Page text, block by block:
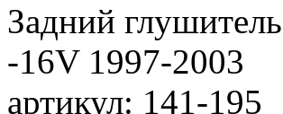
Задний
-16V 1997-2003
артикул: 141-195